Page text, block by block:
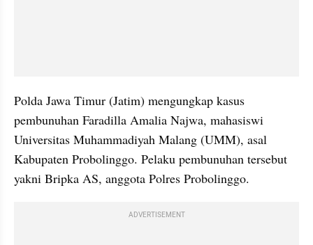
Polda Jawa Timur (Jatim) mengungkap kasus
pembunuhan Faradilla Amalia Najwa, mahasiswi
Universitas Muhammadiyah Malang (UMM), asal
Kabupaten Probolinggo. Pelaku pembunuhan tersebut
yakni Bripka AS, anggota Polres Probolinggo.
ADVERTISEMENT